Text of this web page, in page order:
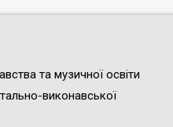
та музичної освіти
виконавської